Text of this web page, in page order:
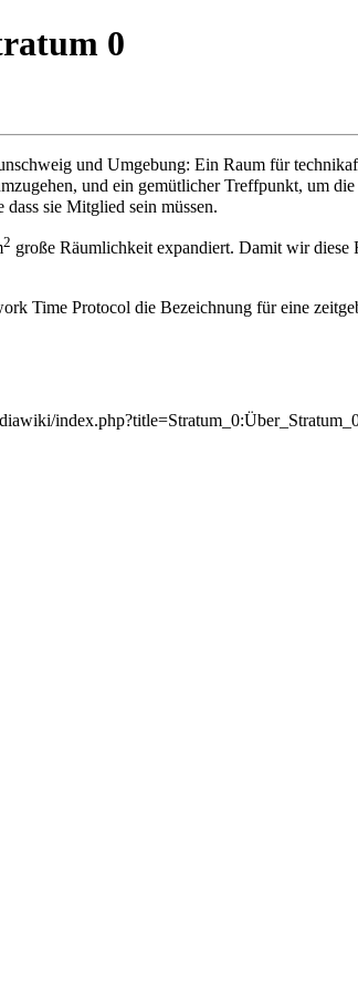
0
und Umgebung: Ein Raum für
und ein gemütlicher Treffpunkt, um
dass sie Mitglied sein müssen.
2 große Räumlichkeit expandiert. Damit wir diese
Time Protocol die Bezeichnung für eine